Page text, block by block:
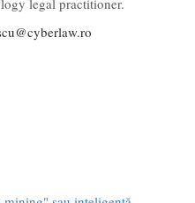
legal practitioner.
cyberlaw.ro